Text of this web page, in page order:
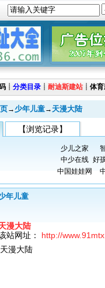
┊ 分类目录 ┊ 耐迪斯建站 ┊ 体
→少年儿童→ 天漫大陆
【浏览记录】
少儿之家
中少在线 好
中国娃娃网
年儿童
漫大陆
站网址： http://
天漫大陆